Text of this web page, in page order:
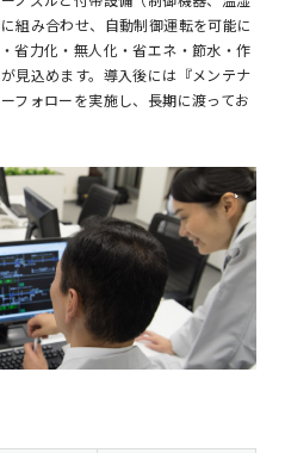
組み合わせ、自動制御運転を可能に
省力化・無人化・省エネ・節水・作
見込めます。導入後には『メンテナ
フォローを実施し、長期に渡ってお